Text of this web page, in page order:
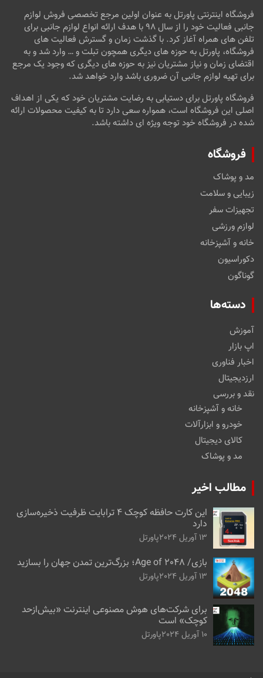
فروشگاه اینترنتی پاورتل به عنوان اولین مرجع تخصصی فروش لوازم
جانبی فعالیت خود را از سال ۹۸ با هدف ارائه انواع لوازم جانبی برای
تلفن های همراه آغاز کرد. با گذشت زمان و گسترش فعالیت های
فروشگاه، پاورتل به حوزه های دیگری همچون تبلت و … وارد شد و به
اقتضای زمان و نیاز مشتریان نیز به حوزه های دیگری که وجود یک مرجع
برای تهیه لوازم جانبی آن ضروری باشد وارد خواهد شد.
فروشگاه پاورتل برای دستیابی به رضایت مشتریان خود که یکی از اهداف
اصلی این فروشگاه است، همواره سعی دارد تا به کیفیت محصولات ارائه
شده در فروشگاه خود توجه ویژه ای داشته باشد.
فروشگاه
مد و پوشاک
زیبایی و سلامت
تجهیزات سفر
لوازم ورزشی
خانه و آشپزخانه
دکوراسیون
گوناگون
دسته‌ها
آموزش
اپ بازار
اخبار فناوری
ارزدیجیتال
نقد و بررسی
خانه و آشپزخانه
خودرو و ابزارآلات
کالای دیجیتال
مد و پوشاک
مطالب اخیر
این کارت حافظه کوچک ۴ ترابایت ظرفیت ذخیره‌سازی
دارد
13 آوریل 2024 پاورتل
بازی/ Age of 2048؛ بزرگ‌ترین تمدن جهان را بسازید
13 آوریل 2024 پاورتل
برای شرکت‌های هوش مصنوعی اینترنت «بیش‌از‌حد
کوچک» است
10 آوریل 2024 پاورتل